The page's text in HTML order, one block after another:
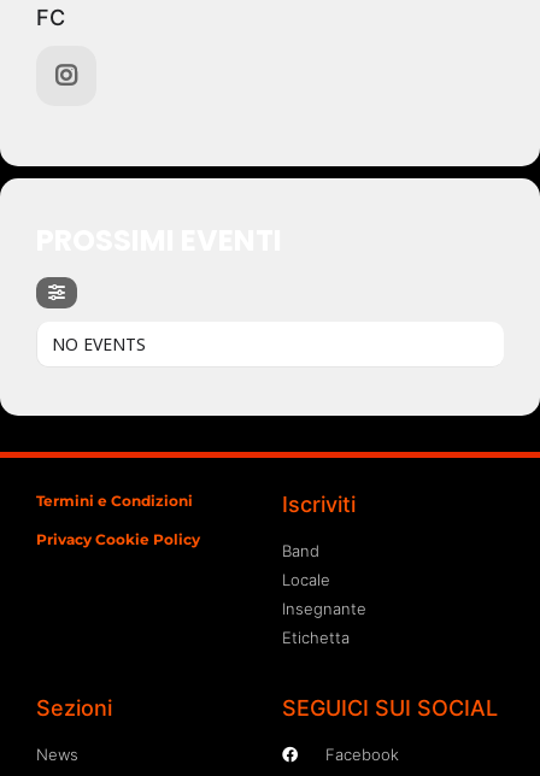
FC
NO EVENTS
Termini e Condizioni
Privacy Cookie Policy
Iscriviti
Band
Locale
Insegnante
Etichetta
Sezioni
News
SEGUICI SUI SOCIAL
Facebook